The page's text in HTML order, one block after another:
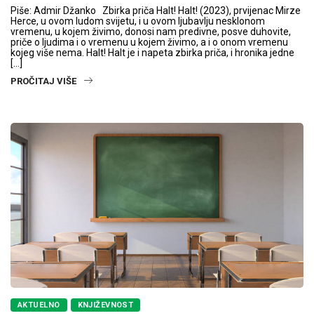
Piše: Admir Džanko Zbirka priča Halt! Halt! (2023), prvijenac Mirze
Herce, u ovom ludom svijetu, i u ovom ljubavlju nesklonom
vremenu, u kojem živimo, donosi nam predivne, posve duhovite,
priče o ljudima i o vremenu u kojem živimo, a i o onom vremenu
kojeg više nema. Halt! Halt je i napeta zbirka priča, i hronika jedne
[…]
PROČITAJ VIŠE
AKTUELNO KNJIŽEVNOST